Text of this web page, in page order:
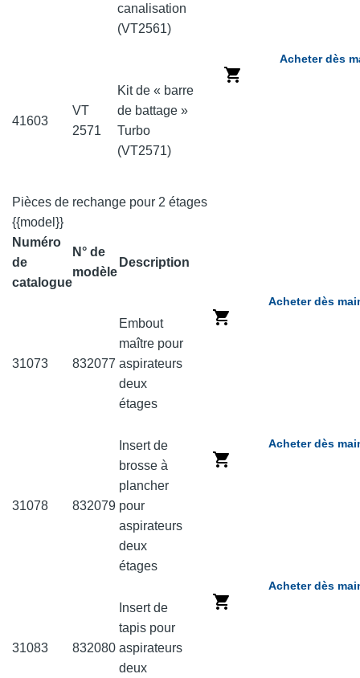
canalisation
(VT2561)
41603
VT
2571
Kit de « barre
de battage »
Turbo
(VT2571)
Acheter dès
Pièces de rechange pour 2 étages
{{model}}
Numéro
de
catalogue
N° de
modèle
Description
31073 832077
Embout
maître pour
aspirateurs
deux
étages
Acheter dès
31078 832079
Insert de
brosse à
plancher
pour
aspirateurs
deux
étages
Acheter dès
31083 832080
Insert de
tapis pour
aspirateurs
deux
Acheter dès